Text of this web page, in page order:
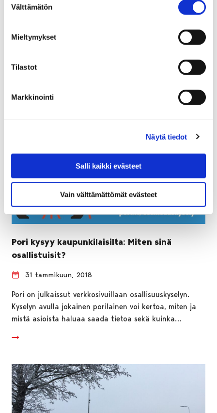
valinta
Välttämätön
Mieltymykset
Tilastot
Markkinointi
Näytä tiedot
Salli kaikki evästeet
Vain välttämättömät evästeet
Porin perusturvan uuden laskutusjärjestelmäpäivityksen
osalle asiakkaista on lähtenyt virheellisiä laskuja.
Pori kysyy kaupunkilaisilta: Miten sinä
osallistuisit?
31 tammikuun, 2018
Pori on julkaissut verkkosivuillaan osallisuuskyselyn.
Kyselyn avulla jokainen porilainen voi kertoa, miten ja
mistä asioista haluaa saada tietoa sekä kuinka…